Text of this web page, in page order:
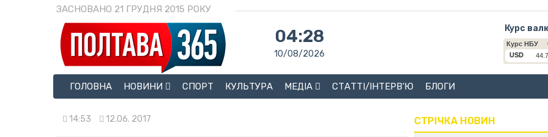
ЗАСНОВАНО 21 ГРУДНЯ 2015 РОКУ
04:28
10/08/2026
Курс
ГОЛОВНА
НОВИНИ СПОРТ КУЛЬТУРА МЕДІА СТАТТІ/ІНТЕРВ'Ю БЛОГИ
14:53 12.06. 2017 СТРІЧКА НОВИН